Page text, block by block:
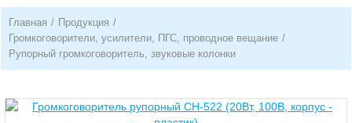
Главная / Продукция /
Громкоговорители, усилители, ПГС, проводное вещание /
Рупорный громкоговоритель, звуковые колонки